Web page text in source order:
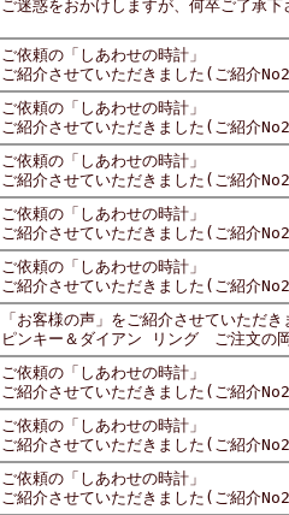
ご迷惑をおかけしますが、何卒ご了承
ご依頼の「しあわせの時計」
ご紹介させていただきました(ご紹介
ご依頼の「しあわせの時計」
ご紹介させていただきました(ご紹介
ご依頼の「しあわせの時計」
ご紹介させていただきました(ご紹介
ご依頼の「しあわせの時計」
ご紹介させていただきました(ご紹介
ご依頼の「しあわせの時計」
ご紹介させていただきました(ご紹介
「お客様の声」をご紹介させていただき
ピンキー＆ダイアン リング ご注文の
ご依頼の「しあわせの時計」
ご紹介させていただきました(ご紹介
ご依頼の「しあわせの時計」
ご紹介させていただきました(ご紹介
ご依頼の「しあわせの時計」
ご紹介させていただきました(ご紹介